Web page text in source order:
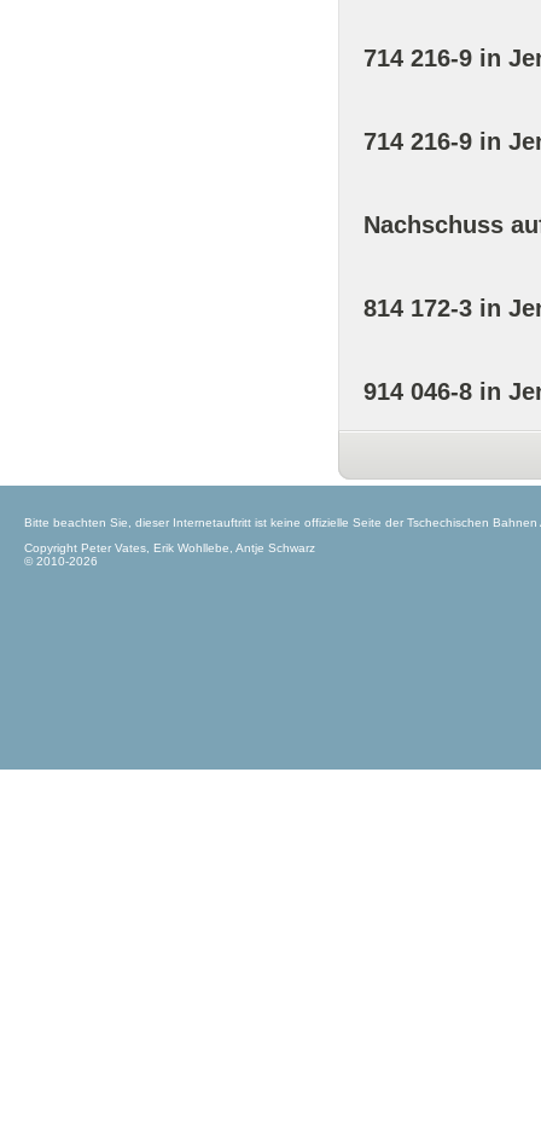
714 216-9 in
714 216-9 in
Nachschuss
814 172-3 in
914 046-8 in
Bitte beachten Sie, dieser Internetauftritt ist keine offizielle Seite der Tschechischen
Copyright Peter Vates, Erik Wohllebe, Antje Schwarz
© 2010-2026